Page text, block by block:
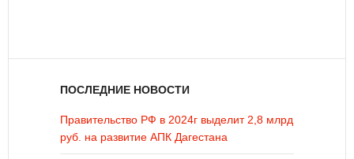
ПОСЛЕДНИЕ НОВОСТИ
Правительство РФ в 2024г выделит 2,8 млрд
руб. на развитие АПК Дагестана